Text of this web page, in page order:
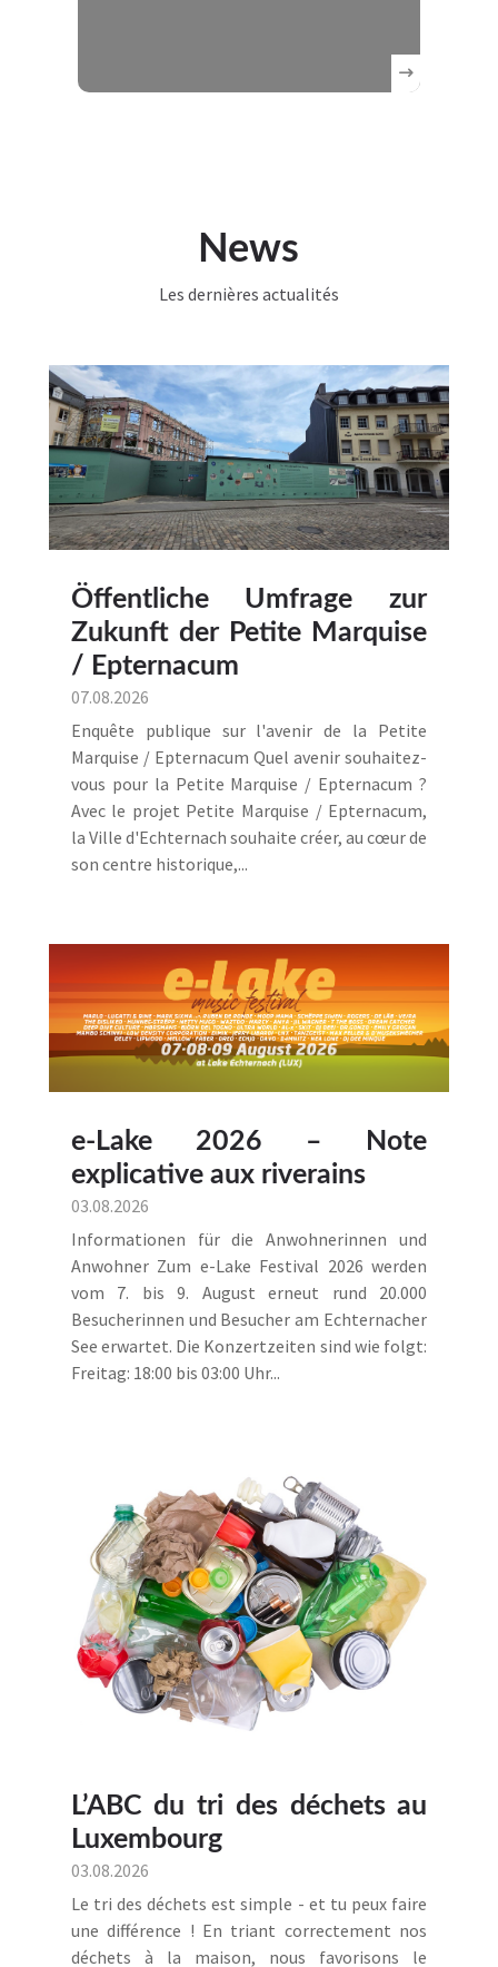
News
Les dernières actualités
Öffentliche Umfrage zur
Zukunft der Petite Marquise
/ Epternacum
07.08.2026
Enquête publique sur l'avenir de la Petite
Marquise / Epternacum Quel avenir souhaitez-
vous pour la Petite Marquise / Epternacum ?
Avec le projet Petite Marquise / Epternacum,
la Ville d'Echternach souhaite créer, au cœur de
son centre historique,...
e-Lake 2026 – Note
explicative aux riverains
03.08.2026
Informationen für die Anwohnerinnen und
Anwohner Zum e-Lake Festival 2026 werden
vom 7. bis 9. August erneut rund 20.000
Besucherinnen und Besucher am Echternacher
See erwartet. Die Konzertzeiten sind wie folgt:
Freitag: 18:00 bis 03:00 Uhr...
L’ABC du tri des déchets au
Luxembourg
03.08.2026
Le tri des déchets est simple - et tu peux faire
une différence ! En triant correctement nos
déchets à la maison, nous favorisons le